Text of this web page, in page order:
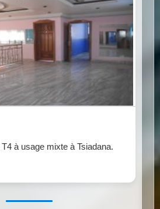
à usage mixte à Tsiadana.